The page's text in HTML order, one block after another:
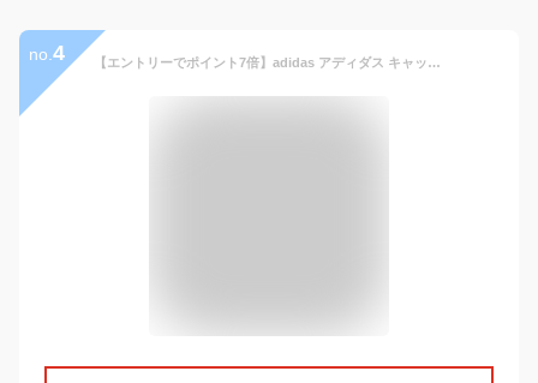
no. 4 【エントリーでポイント7倍】adidas アディダス キャップ 春夏 大きいサイズ 2026 軽量ライトメッシュ つば長効果 スポーツキャップ メンズ 帽子 涼しい M XL 57cm-63cm adi-262-011604 UV ゴルフ 帽子 洗える 熱中症対策 暑さ対策 プレゼント 即納【メール便送料無料】